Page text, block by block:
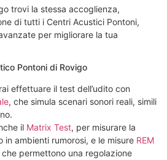
trovi la stessa accoglienza,
di tutti i Centri Acustici Pontoni,
per migliorare la tua
Pontoni di Rovigo
effettuare il test dell’udito con
, che simula scenari sonori reali, simili
il Matrix Test, per misurare la
in ambienti rumorosi, e le misure REM
che permettono una regolazione